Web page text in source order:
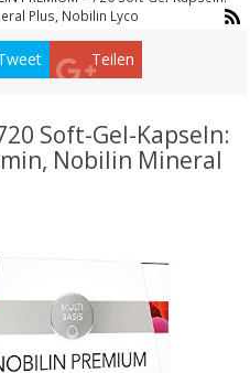
Plus, Nobilin Lyco
Teilen
Soft-Gel-Kapseln:
Nobilin Mineral